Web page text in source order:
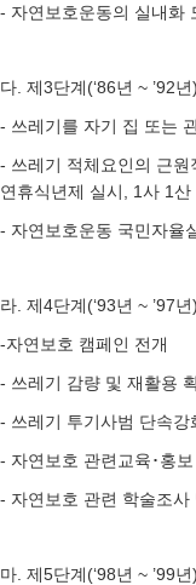
- 자연보호운동의 실내화
다. 제3단계(‘86년 ~ ’92
- 쓰레기를 자기 집 또는
- 쓰레기 적체요인의 근
연휴식년제 실시, 1사 1산
- 자연보호운동 국민자율
라. 제4단계(‘93년 ~ ’97
-자연보호 캠페인 전개
- 쓰레기 감량 및 재활용
- 쓰레기 투기사범 단속강
- 자연보호 관련교육･홍
- 자연보호 관련 학술조사
마. 제5단계(‘98년 ~ ’99